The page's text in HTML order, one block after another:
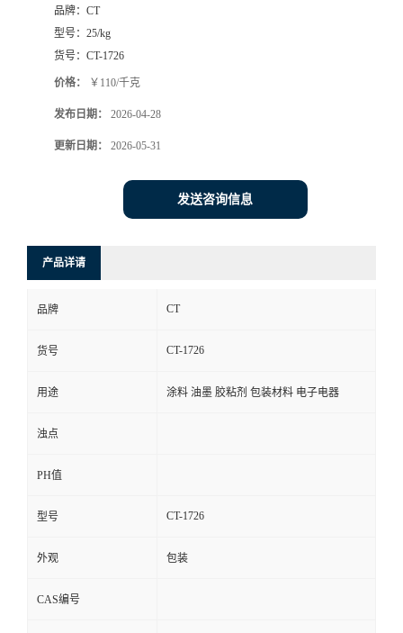
品牌： CT
型号： 25/kg
货号： CT-1726
价格： ￥110/千克
发布日期： 2026-04-28
更新日期： 2026-05-31
发送咨询信息
产品详请
品牌 CT
货号 CT-1726
用途 涂料 油墨 胶粘剂 包装材料 电子电器
浊点
PH值
型号 CT-1726
外观 包装
CAS编号